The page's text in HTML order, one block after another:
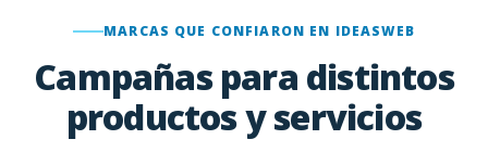
MARCAS QUE CONFIARON EN IDEASWEB
Campañas para distintos
productos y servicios